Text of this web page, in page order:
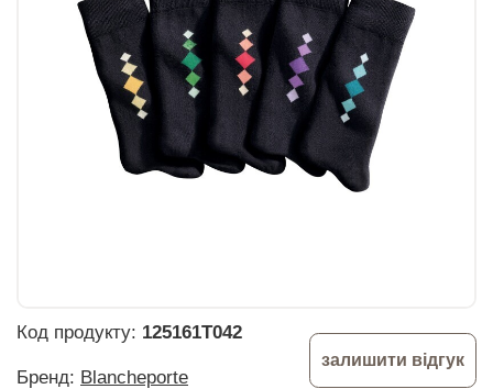
Код продукту: 125161T042
Бренд: Blancheporte
залишити відгук